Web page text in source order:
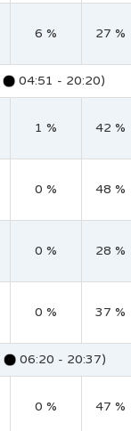
6 % 27 %
04:51 - 20:20)
1 % 42 %
0 % 48 %
0 % 28 %
0 % 37 %
06:20 - 20:37)
0 % 47 %